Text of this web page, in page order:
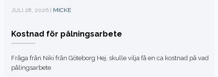
JULI 28, 2026 | MICKE
Kostnad för pålningsarbete
Fråga från Niki från Göteborg Hej, skulle vilja få en ca kostnad på vad
pålingsarbete